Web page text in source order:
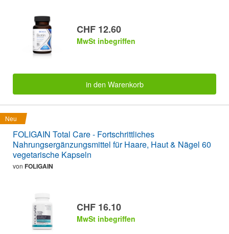
CHF 12.60
MwSt inbegriffen
in den Warenkorb
Neu
FOLIGAIN Total Care - Fortschrittliches
Nahrungsergänzungsmittel für Haare, Haut & Nägel 60
vegetarische Kapseln
von FOLIGAIN
CHF 16.10
MwSt inbegriffen